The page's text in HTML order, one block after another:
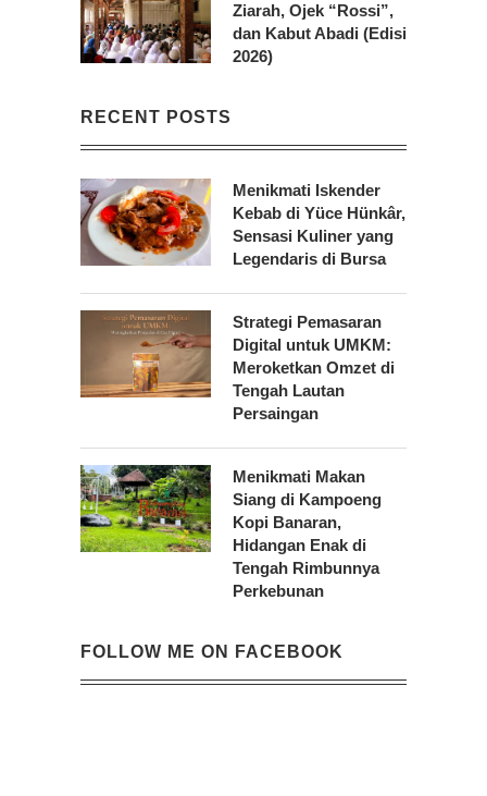
Ziarah, Ojek “Rossi”,
dan Kabut Abadi (Edisi
2026)
RECENT POSTS
Menikmati Iskender
Kebab di Yüce Hünkâr,
Sensasi Kuliner yang
Legendaris di Bursa
Strategi Pemasaran
Digital untuk UMKM:
Meroketkan Omzet di
Tengah Lautan
Persaingan
Menikmati Makan
Siang di Kampoeng
Kopi Banaran,
Hidangan Enak di
Tengah Rimbunnya
Perkebunan
FOLLOW ME ON FACEBOOK